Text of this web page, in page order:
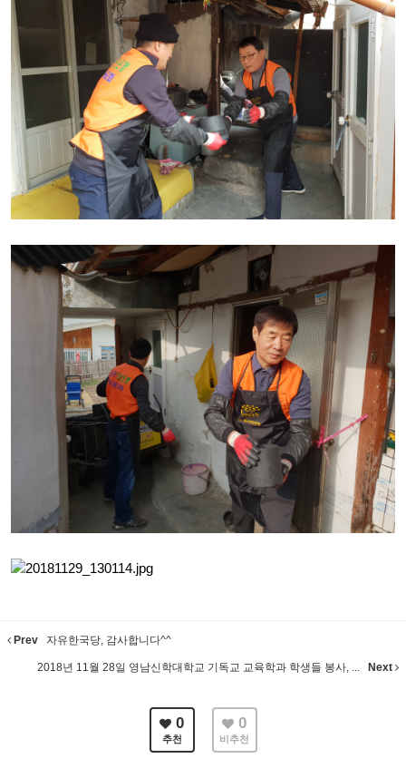
Prev 자유한국당, 감사합니다^^
2018년 11월 28일 영남신학대학교 기독교 교육학과 학생들 봉사, ... Next
0
추천
0
비추천